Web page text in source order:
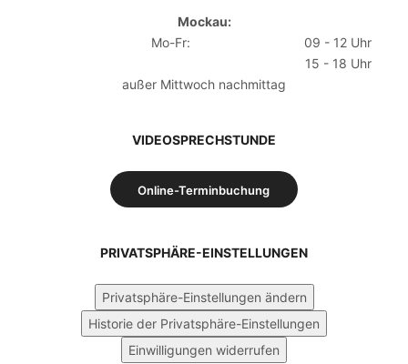
Mockau:
Mo-Fr:
09 - 12 Uhr
15 - 18 Uhr
außer Mittwoch nachmittag
VIDEOSPRECHSTUNDE
Online-Terminbuchung
PRIVATSPHÄRE-EINSTELLUNGEN
Privatsphäre-Einstellungen ändern
Historie der Privatsphäre-Einstellungen
Einwilligungen widerrufen